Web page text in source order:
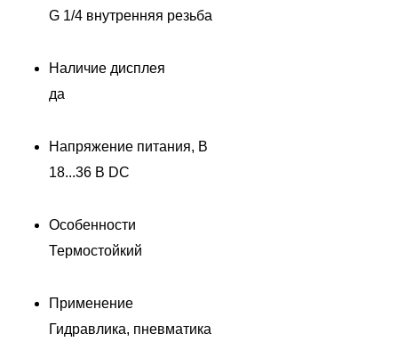
G 1/4 внутренняя резьба
Наличие дисплея
да
Напряжение питания, В
18...36 В DC
Особенности
Термостойкий
Применение
Гидравлика, пневматика